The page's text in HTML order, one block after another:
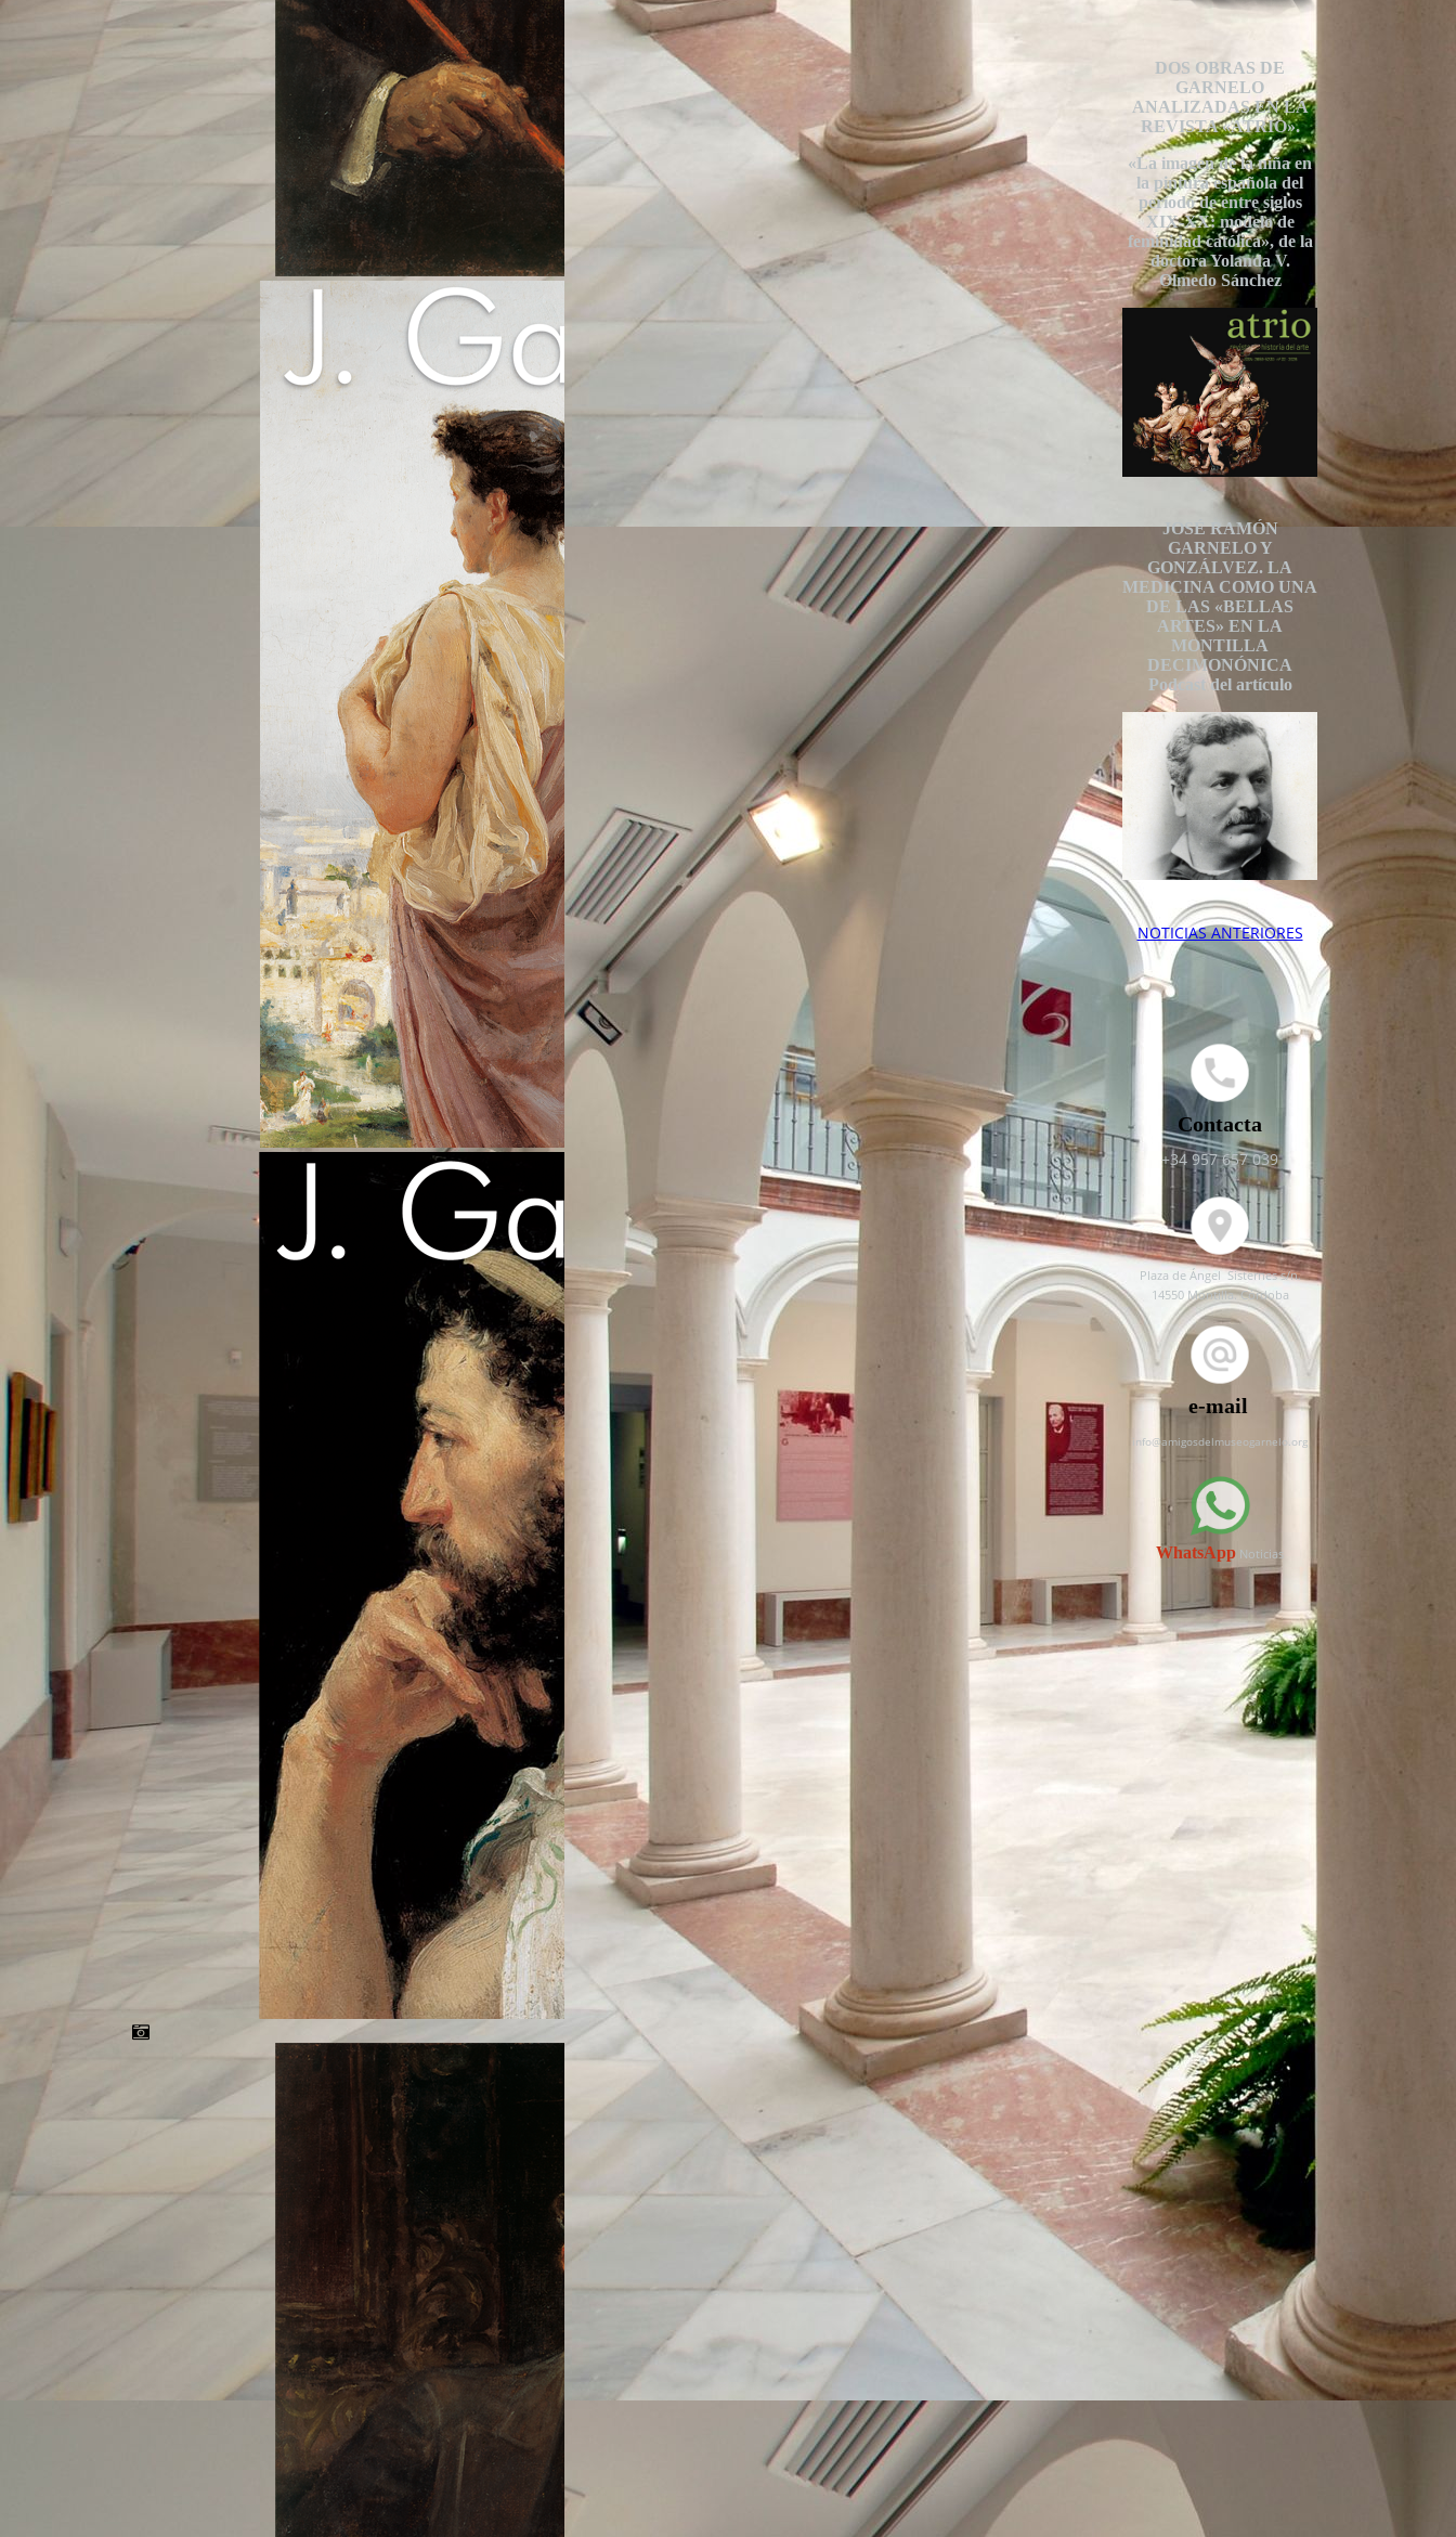
DOS OBRAS DE
GARNELO
ANALIZADAS EN LA
REVISTA «ATRIO».
«La imagen de la niña en
la pintura española del
período de entre siglos
XIX-XX: modelo de
feminidad católica», de la
doctora Yolanda V.
Olmedo Sánchez
JOSÉ RAMÓN
GARNELO Y
GONZÁLVEZ. LA
MEDICINA COMO UNA
DE LAS «BELLAS
ARTES» EN LA
MONTILLA
DECIMONÓNICA
Podcast del artículo
NOTICIAS ANTERIORES
Contacta
+34 957 657 039
Plaza de Ángel Sisternes s/n.
14550 Montilla. Córdoba
e-mail
info@amigosdelmuseogarnelo.org
WhatsApp Noticias